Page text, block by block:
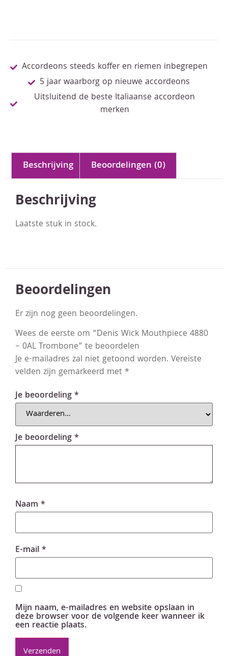
Accordeons steeds koffer en riemen inbegrepen
5 jaar waarborg op nieuwe accordeons
Uitsluitend de beste Italiaanse accordeon
merken
Beschrijving Beoordelingen (0)
Beschrijving
Laatste stuk in stock.
Beoordelingen
Er zijn nog geen beoordelingen.
Wees de eerste om “Denis Wick Mouthpiece 4880
– 0AL Trombone” te beoordelen
Je e-mailadres zal niet getoond worden. Vereiste
velden zijn gemarkeerd met*
Je beoordeling*
Je beoordeling*
Naam *
E-mail*
Mijn naam, e-mailadres en website opslaan in
deze browser voor de volgende keer wanneer ik
een reactie plaats.